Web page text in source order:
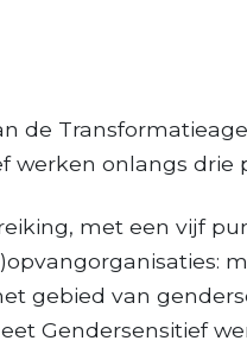
de
werken onlangs drie
met een vijf
gebied van
Gendersensitief